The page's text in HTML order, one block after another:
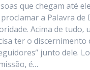
que chegam até
a Palavra de
Acima de tudo,
ter o discernimento
junto dele.
é…